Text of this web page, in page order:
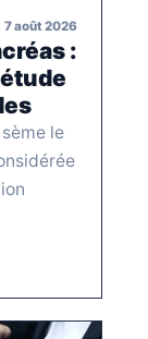
7 août 2026
:
le